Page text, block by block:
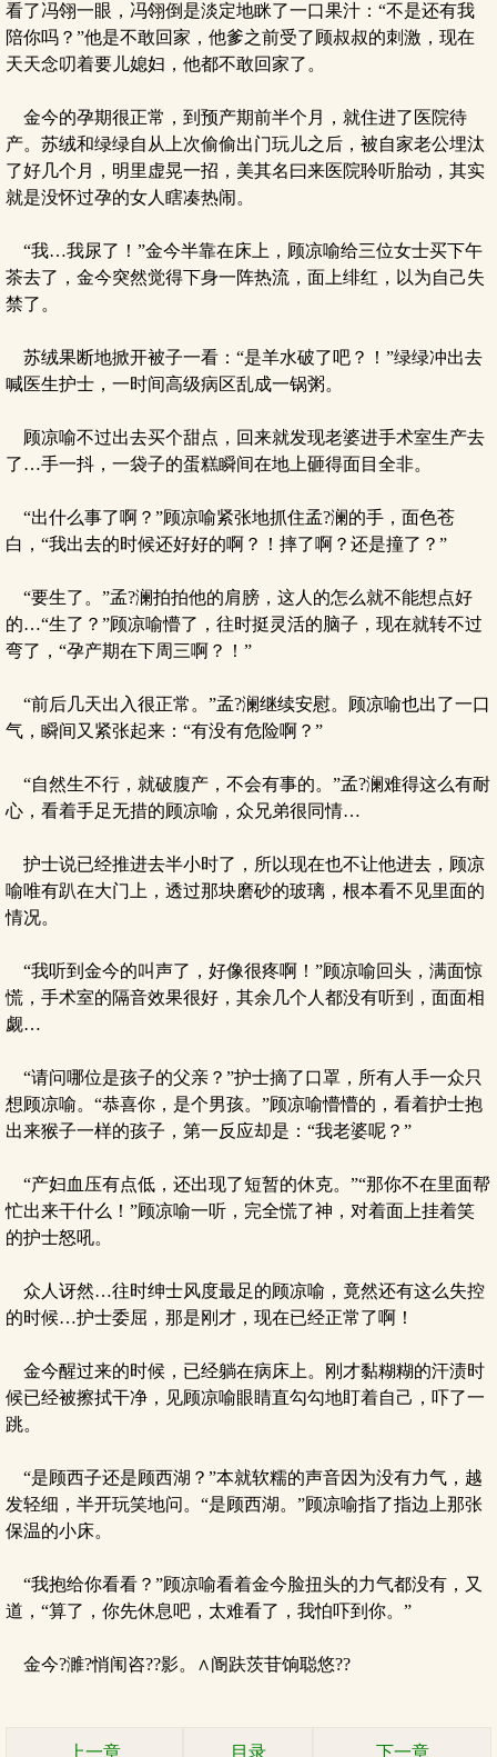
看了冯翎一眼，冯翎倒是淡定地眯了一口果汁：“不是还有我
陪你吗？”他是不敢回家，他爹之前受了顾叔叔的刺激，现在
天天念叨着要儿媳妇，他都不敢回家了。
金今的孕期很正常，到预产期前半个月，就住进了医院待
产。苏绒和绿绿自从上次偷偷出门玩儿之后，被自家老公埋汰
了好几个月，明里虚晃一招，美其名曰来医院聆听胎动，其实
就是没怀过孕的女人瞎凑热闹。
“我…我尿了！”金今半靠在床上，顾凉喻给三位女士买下午
茶去了，金今突然觉得下身一阵热流，面上绯红，以为自己失
禁了。
苏绒果断地掀开被子一看：“是羊水破了吧？！”绿绿冲出去
喊医生护士，一时间高级病区乱成一锅粥。
顾凉喻不过出去买个甜点，回来就发现老婆进手术室生产去
了…手一抖，一袋子的蛋糕瞬间在地上砸得面目全非。
“出什么事了啊？”顾凉喻紧张地抓住孟?澜的手，面色苍
白，“我出去的时候还好好的啊？！摔了啊？还是撞了？”
“要生了。”孟?澜拍拍他的肩膀，这人的怎么就不能想点好
的…“生了？”顾凉喻懵了，往时挺灵活的脑子，现在就转不过
弯了，“孕产期在下周三啊？！”
“前后几天出入很正常。”孟?澜继续安慰。顾凉喻也出了一口
气，瞬间又紧张起来：“有没有危险啊？”
“自然生不行，就破腹产，不会有事的。”孟?澜难得这么有耐
心，看着手足无措的顾凉喻，众兄弟很同情…
护士说已经推进去半小时了，所以现在也不让他进去，顾凉
喻唯有趴在大门上，透过那块磨砂的玻璃，根本看不见里面的
情况。
“我听到金今的叫声了，好像很疼啊！”顾凉喻回头，满面惊
慌，手术室的隔音效果很好，其余几个人都没有听到，面面相
觑…
“请问哪位是孩子的父亲？”护士摘了口罩，所有人手一众只
想顾凉喻。“恭喜你，是个男孩。”顾凉喻懵懵的，看着护士抱
出来猴子一样的孩子，第一反应却是：“我老婆呢？”
“产妇血压有点低，还出现了短暂的休克。”“那你不在里面帮
忙出来干什么！”顾凉喻一听，完全慌了神，对着面上挂着笑
的护士怒吼。
众人讶然…往时绅士风度最足的顾凉喻，竟然还有这么失控
的时候…护士委屈，那是刚才，现在已经正常了啊！
金今醒过来的时候，已经躺在病床上。刚才黏糊糊的汗渍时
候已经被擦拭干净，见顾凉喻眼睛直勾勾地盯着自己，吓了一
跳。
“是顾西子还是顾西湖？”本就软糯的声音因为没有力气，越
发轻细，半开玩笑地问。“是顾西湖。”顾凉喻指了指边上那张
保温的小床。
“我抱给你看看？”顾凉喻看着金今脸扭头的力气都没有，又
道，“算了，你先休息吧，太难看了，我怕吓到你。”
金今?濉?悄闱咨??影。∧阍趺茨苷饷聪悠??
上一章 目录 下一章